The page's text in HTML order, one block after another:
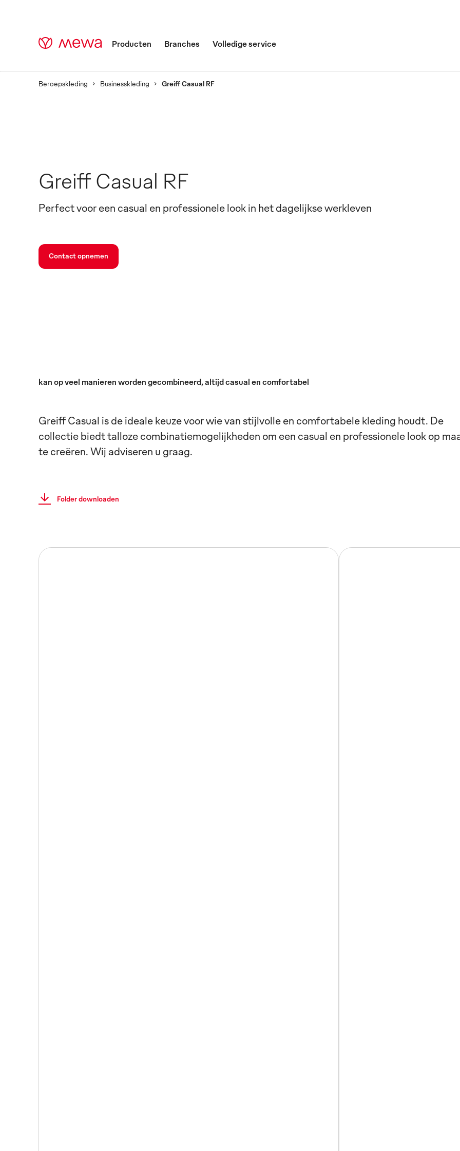
Producten Branches Volledige service
Beroepskleding Businesskleding Greiff Casual RF
Greiff Casual RF
Perfect voor een casual en professionele look in het dagelijkse werkleven
Contact opnemen
kan op veel manieren worden gecombineerd, altijd casual en comfortabel
Greiff Casual is de ideale keuze voor wie van stijlvolle en comfortabele kleding houdt. De
collectie biedt talloze combinatiemogelijkheden om een casual en professionele look op
te creëren. Wij adviseren u graag.
Folder downloaden